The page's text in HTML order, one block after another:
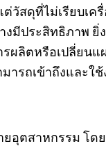
วัสดุที่ไม่เรียบเ
มีประสิทธิภาพ ยิ่
ผลิตหรือเปลี่ยน
ารถเข้าถึงและใ
ยอุตสาหกรรม